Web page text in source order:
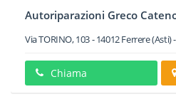
Autoriparazioni Greco
Via TORINO, 103-14012Ferrere(Asti) -
Chiama